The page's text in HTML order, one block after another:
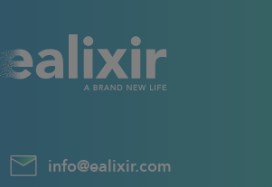
info@ealixir.com